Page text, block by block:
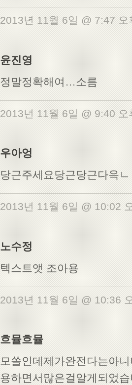
2013년 11월 6일 @ 7:47
윤진영
정말정확해여…소름
2013년 11월 6일 @ 9:40
우아엉
당근주세요당근당근다윽ㄴ
2013년 11월 6일 @ 10:02
노수정
텍스트앳 조아용
2013년 11월 6일 @ 10:36
흐뮬흐뮬
모쏠인데제가완전다는아
용하면서많은걸알게되었